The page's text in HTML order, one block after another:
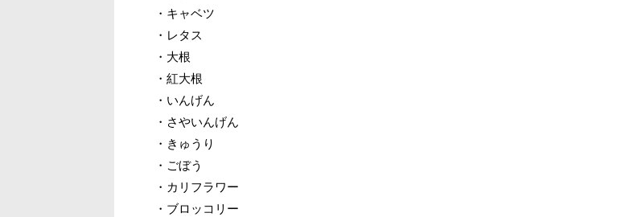
・キャベツ
・レタス
・大根
・紅大根
・いんげん
・さやいんげん
・きゅうり
・ごぼう
・カリフラワー
・ブロッコリー